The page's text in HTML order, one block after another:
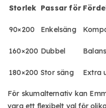
Storlek Passar för
90×200 Enkelsäng
160×200 Dubbel
180×200 Stor säng Extra
För skumalternativ kan
vara ett flexibelt val för